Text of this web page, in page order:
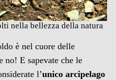
nella bellezza della natura
è nel cuore delle
no! E sapevate che le
l’unico arcipelago